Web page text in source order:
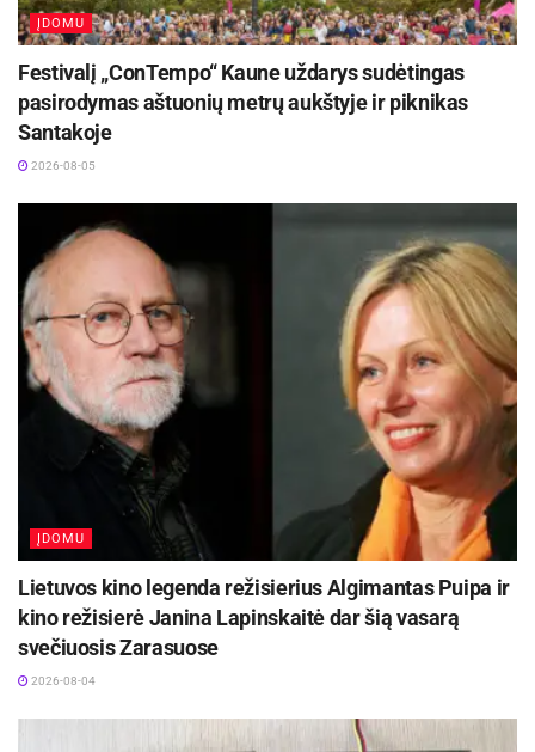
ĮDOMU
Festivalį „ConTempo“ Kaune uždarys sudėtingas
pasirodymas aštuonių metrų aukštyje ir piknikas
Santakoje
2026-08-05
ĮDOMU
Lietuvos kino legenda režisierius Algimantas Puipa ir
kino režisierė Janina Lapinskaitė dar šią vasarą
svečiuosis Zarasuose
2026-08-04